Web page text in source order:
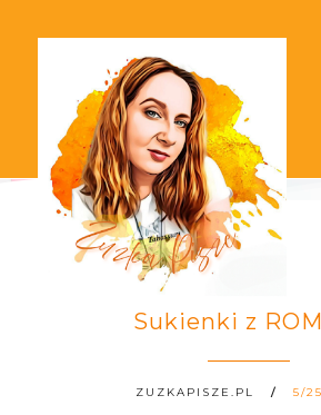
Sukienki z
ZUZKAPISZE.PL 5/